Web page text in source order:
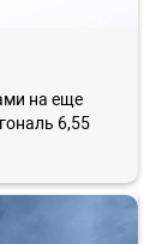
на еще
6,55